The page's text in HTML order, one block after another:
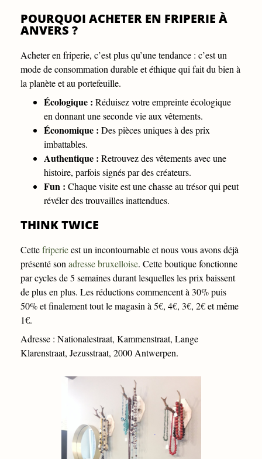
POURQUOI ACHETER EN FRIPERIE À
ANVERS ?
Acheter en friperie, c’est plus qu’une tendance : c’est un
mode de consommation durable et éthique qui fait du bien à
la planète et au portefeuille.
Écologique : Réduisez votre empreinte écologique
en donnant une seconde vie aux vêtements.
Économique : Des pièces uniques à des prix
imbattables.
Authentique : Retrouvez des vêtements avec une
histoire, parfois signés par des créateurs.
Fun : Chaque visite est une chasse au trésor qui peut
révéler des trouvailles inattendues.
THINK TWICE
Cettefriperieest un incontournable et nous vous avons déjà
présenté son adresse bruxelloise. Cette boutique fonctionne
par cycles de 5 semaines durant lesquelles les prix baissent
de plus en plus. Les réductions commencent à 30% puis
50% et finalement tout le magasin à 5€, 4€, 3€, 2€ et même
1€.
Adresse : Nationalestraat, Kammenstraat, Lange
Klarenstraat, Jezusstraat, 2000 Antwerpen.